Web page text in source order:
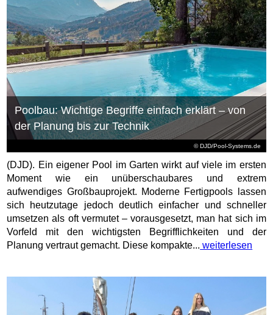
© DJD/Pool-Systems.de
Poolbau: Wichtige Begriffe einfach erklärt – von
der Planung bis zur Technik
(DJD). Ein eigener Pool im Garten wirkt auf viele im ersten
Moment wie ein unüberschaubares und extrem
aufwendiges Großbauprojekt. Moderne Fertigpools lassen
sich heutzutage jedoch deutlich einfacher und schneller
umsetzen als oft vermutet – vorausgesetzt, man hat sich im
Vorfeld mit den wichtigsten Begrifflichkeiten und der
Planung vertraut gemacht. Diese kompakte... weiterlesen